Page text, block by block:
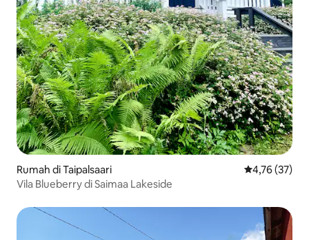
Rumah di Taipalsaari Nilai rata-rata
4,76 (37)
Vila Blueberry di Saimaa Lakeside